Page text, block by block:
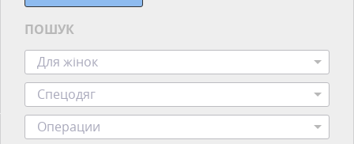
ПОШУК
Для жінок
Спецодяг
Операции